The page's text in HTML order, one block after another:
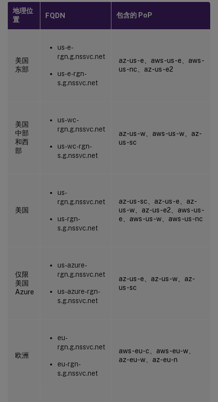
地理位
置
FQDN 包含的 PoP
美国
东部
us-e-
rgn.g.nssvc.net
us-e-rgn-
s.g.nssvc.net
az-us-e、aws-us-e、aws-
us-nc、az-us-e2
美国
中部
和西
部
us-wc-
rgn.g.nssvc.net
us-wc-rgn-
s.g.nssvc.net
az-us-w、aws-us-w、az-
us-sc
美国
us-
rgn.g.nssvc.net
us-rgn-
s.g.nssvc.net
az-us-sc、az-us-e、az-
us-w、az-us-e2、aws-us-
e、aws-us-w、aws-us-nc
仅限
美国
Azure
us-azure-
rgn.g.nssvc.net
us-azure-rgn-
s.g.nssvc.net
az-us-e、az-us-w、az-
us-sc
欧洲
eu-
rgn.g.nssvc.net
eu-rgn-
s.g.nssvc.net
aws-eu-c、aws-eu-w、
az-eu-w、az-eu-n